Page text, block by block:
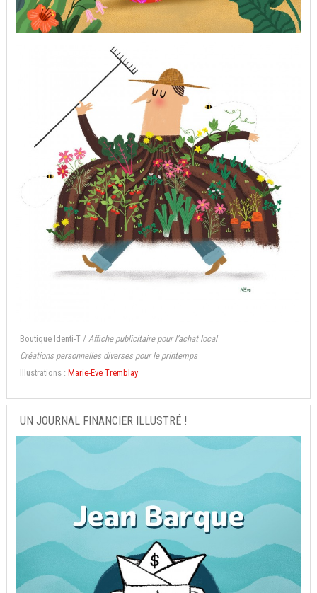
Boutique Identi-T / Affiche publicitaire pour l’achat local
Créations personnelles diverses pour le printemps
Illustrations : Marie-Eve Tremblay
UN JOURNAL FINANCIER ILLUSTRÉ !